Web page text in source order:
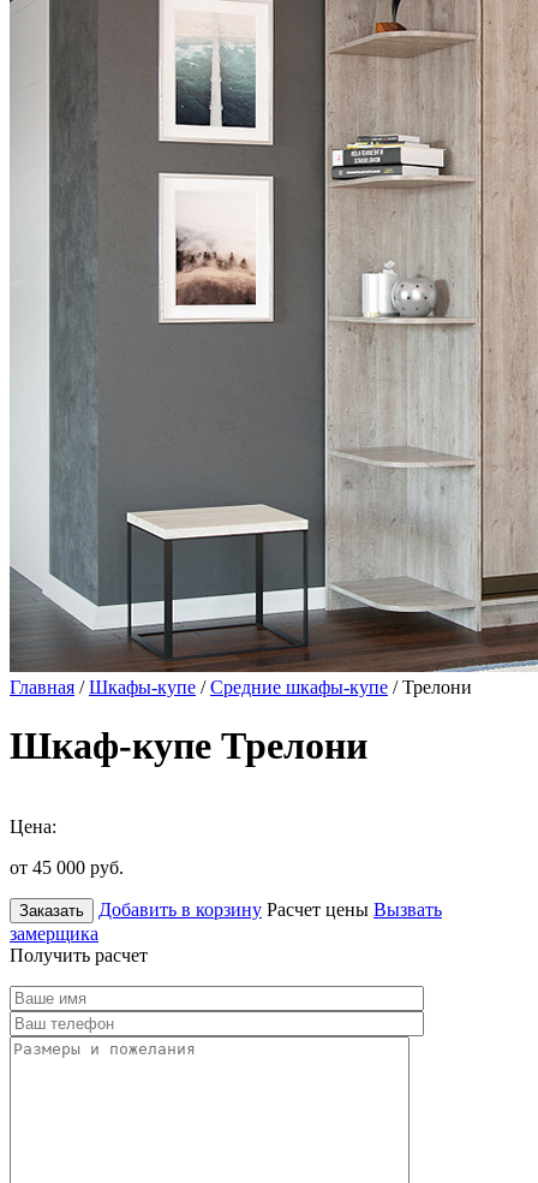
Главная /Шкафы-купе /Средние шкафы-купе / Трелони
Шкаф-купе Трелони
Цена:
от 45 000 руб.
Заказать Добавить в корзину Расчет цены Вызвать
замерщика
Получить расчет